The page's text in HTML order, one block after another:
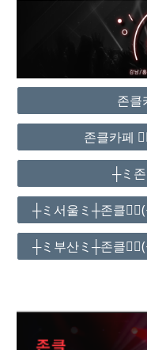
존클
존클카페
┼ミ
┼ミ서울ミ┼존클
┼ミ부산ミ┼존클